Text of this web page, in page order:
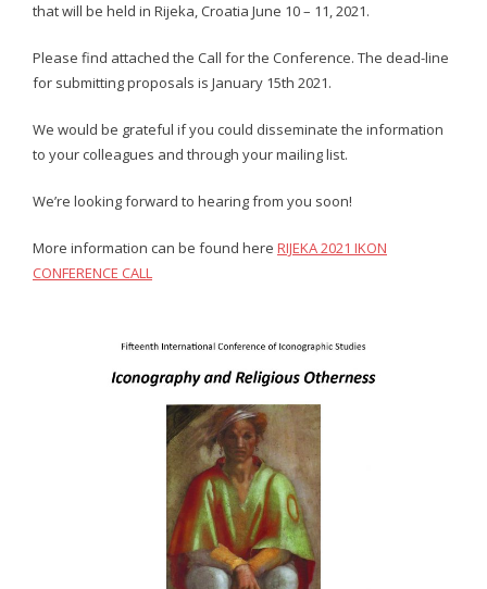
- - Abstracts IKON 14
- IKON 15/2022
- - Contents IKON 15
- - Useful information
that will be held in Rijeka, Croatia June 10 – 11, 2021.
Please find attached the Call for the Conference. The dead-line
for submitting proposals is January 15th 2021.
We would be grateful if you could disseminate the information
to your colleagues and through your mailing list.
We’re looking forward to hearing from you soon!
More information can be found here RIJEKA 2021 IKON
CONFERENCE CALL